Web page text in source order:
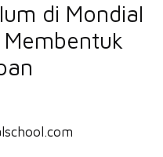
di Mondial